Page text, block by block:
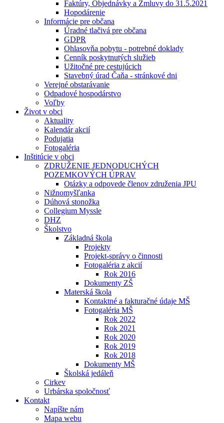
Faktúry, Objednávky a Zmluvy do 31.5.2021
Hopodárenie
Informácie pre občana
Úradné tlačivá pre občana
GDPR
Ohlasovňa pobytu - potrebné doklady
Cenník poskytnutých služieb
Užitočné pre cestujúcich
Stavebný úrad Čaňa - stránkové dni
Verejné obstarávanie
Odpadové hospodárstvo
Voľby
Život v obci
Aktuality
Kalendár akcií
Podujatia
Fotogaléria
Inštitúcie v obci
ZDRUŽENIE JEDNODUCHÝCH
POZEMKOVÝCH ÚPRAV
Otázky a odpovede členov združenia JPU
Nižnomyšľanka
Dúhová stonožka
Collegium Myssle
DHZ
Školstvo
Základná škola
Projekty
Projekt-správy o činnosti
Fotogaléria z akcií
Rok 2016
Dokumenty ZŠ
Materská škola
Kontaktné a fakturačné údaje MŠ
Fotogaléria MŠ
Rok 2022
Rok 2021
Rok 2020
Rok 2019
Rok 2018
Dokumenty MŠ
Školská jedáleň
Cirkev
Urbárska spoločnosť
Kontakt
Napíšte nám
Mapa webu